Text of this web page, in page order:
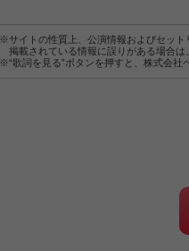
※サイトの性質上、公演情報およびセット
掲載されている情報に誤りがある場合は、
※“歌詞を見る”ボタンを押すと、株式会社